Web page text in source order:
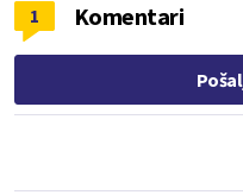
1 Komentari